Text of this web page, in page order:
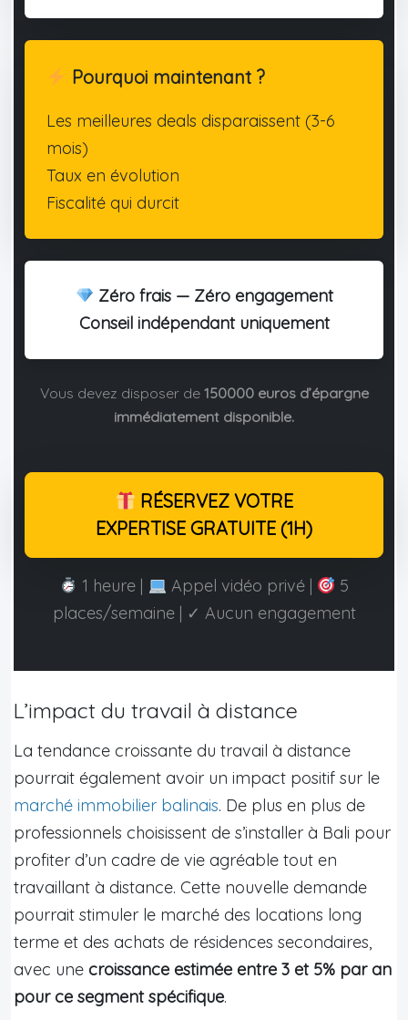
Pourquoi maintenant ?
Les meilleures deals disparaissent (3-6
mois)
Taux en évolution
Fiscalité qui durcit
Zéro frais — Zéro engagement
Conseil indépendant uniquement
Vous devez disposer de 150000 euros d’épargne
immédiatement disponible.
RÉSERVEZ VOTRE
EXPERTISE GRATUITE (1H)
1 heure | Appel vidéo privé |
5
places/semaine | ✓ Aucun engagement
L’impact du travail à distance
La tendance croissante du travail à distance
pourrait également avoir un impact positif sur le
marché immobilier balinais. De plus en plus de
professionnels choisissent de s’installer à Bali pour
profiter d’un cadre de vie agréable tout en
travaillant à distance. Cette nouvelle demande
pourrait stimuler le marché des locations long
terme et des achats de résidences secondaires,
avec une croissance estimée entre 3 et 5% par an
pour ce segment spécifique.